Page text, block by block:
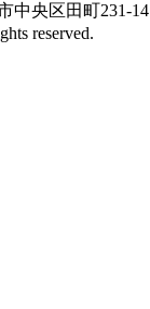
中央区田町231-14
reserved.